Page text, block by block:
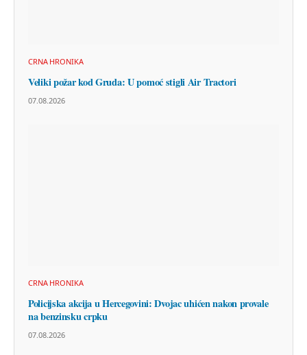
CRNA HRONIKA
Veliki požar kod Gruda: U pomoć stigli Air Tractori
07.08.2026
CRNA HRONIKA
Policijska akcija u Hercegovini: Dvojac uhićen nakon provale
na benzinsku crpku
07.08.2026